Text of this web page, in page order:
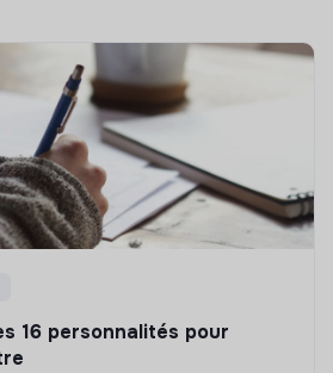
16 personnalités pour